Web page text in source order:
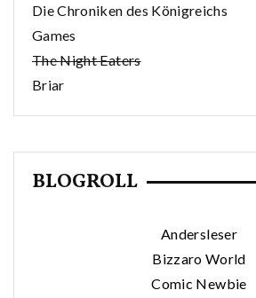
Die Chroniken des Königreichs
Games
The Night Eaters
Briar
BLOGROLL
Andersleser
Bizzaro World
Comic Newbie